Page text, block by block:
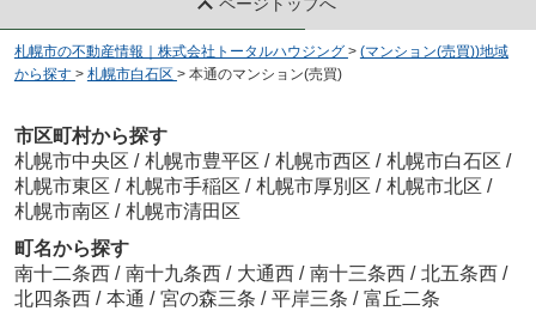
札幌市の不動産情報｜株式会社トータルハウジング > (マンション(売買))地域
から探す > 札幌市白石区 > 本通のマンション(売買)
市区町村から探す
札幌市中央区 / 札幌市豊平区 / 札幌市西区 / 札幌市白石区 /
札幌市東区 / 札幌市手稲区 / 札幌市厚別区 / 札幌市北区 /
札幌市南区 / 札幌市清田区
町名から探す
南十二条西 / 南十九条西 / 大通西 / 南十三条西 / 北五条西 /
北四条西 / 本通 / 宮の森三条 / 平岸三条 / 富丘二条